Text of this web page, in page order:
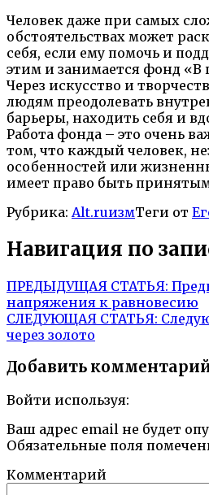
Человек даже при самых
обстоятельствах может
себя, если ему помочь и
этим и занимается фонд «В
Через искусство и
людям преодолевать
барьеры, находить себя и
Работа фонда – это очень
том, что каждый человек,
особенностей или
имеет право быть
Рубрика: Alt.ruизмТеги от
Навигация по
ПРЕДЫДУЩАЯ СТАТЬЯ:
напряжения к равновесию
СЛЕДУЮЩАЯ СТАТЬЯ:
через золото
Добавить
Войти используя:
Ваш адрес email не будет
Обязательные поля
Комментарий